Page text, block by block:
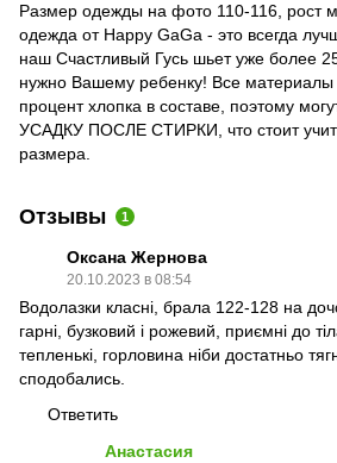
Размер одежды на фото 110-116, рост
одежда от Happy GaGa - это всегда
наш Счастливый Гусь шьет уже более
нужно Вашему ребенку! Все
процент хлопка в составе, поэтому
УСАДКУ ПОСЛЕ СТИРКИ, что стоит
размера.
Отзывы 1
Оксана Жернова
20.10.2023 в 08:54
Водолазки класні, брала 122-128 на
гарні, бузковий і рожевий, приємні до
тепленькі, горловина ніби достатньо
сподобались.
Ответить
Анастасия